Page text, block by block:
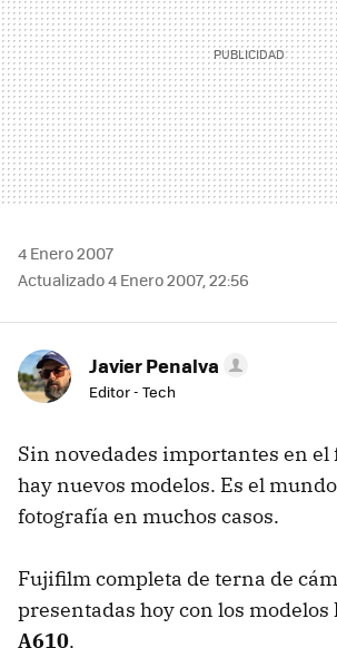
4 Enero 2007
Actualizado 4 Enero 2007, 22:56
Javier Penalva
Editor - Tech
Sin novedades importantes en el
hay nuevos modelos. Es el
fotografía en muchos casos.
Fujifilm completa de terna de
presentadas hoy con los modelos
A610.